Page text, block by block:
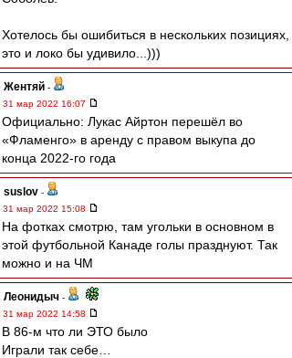
Хотелось бы ошибиться в нескольких позициях,
это и локо бы удивило...)))
Жентяй -
31 мар 2022 16:07
Официально: Лукас Айртон перешёл во
«Фламенго» в аренду с правом выкупа до
конца 2022-го года
suslov -
31 мар 2022 15:08
На фотках смотрю, там угольки в основном в
этой футбольной Канаде голы празднуют. Так
можно и на ЧМ
Леонидыч -
31 мар 2022 14:58
В 86-м что ли ЭТО было
Играли так себе…